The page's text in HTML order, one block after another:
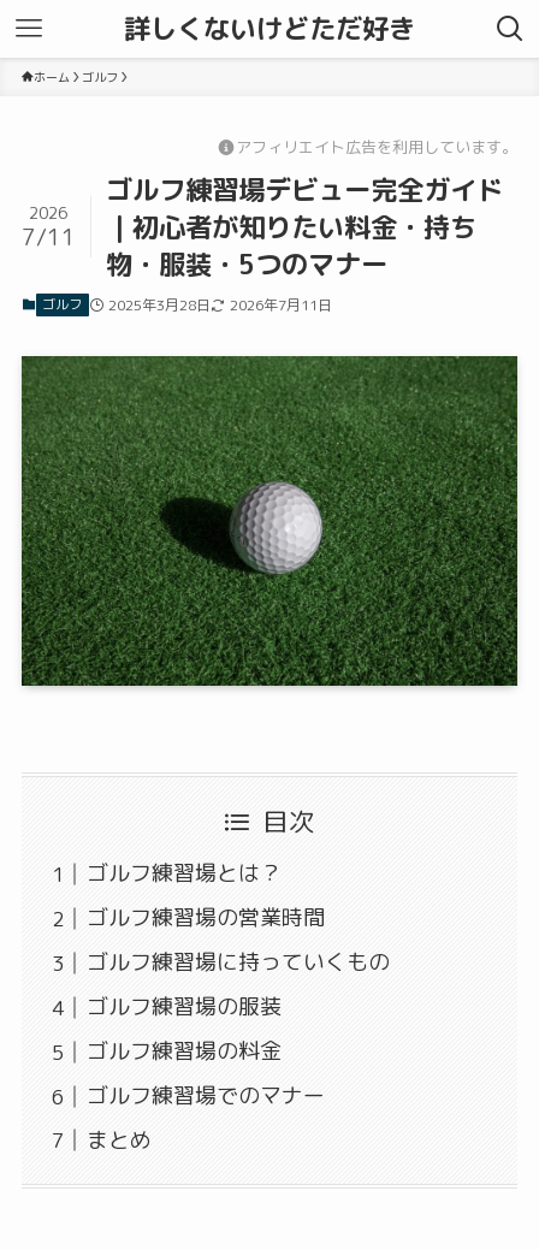
詳しくないけどただ好き
ホーム ゴルフ
アフィリエイト広告を利用しています。
ゴルフ練習場デビュー完全ガイド
｜初心者が知りたい料金・持ち
物・服装・5つのマナー
2026
7/11
ゴルフ 2025年3月28日 2026年7月11日
目次
ゴルフ練習場とは？
ゴルフ練習場の営業時間
ゴルフ練習場に持っていくもの
ゴルフ練習場の服装
ゴルフ練習場の料金
ゴルフ練習場でのマナー
まとめ